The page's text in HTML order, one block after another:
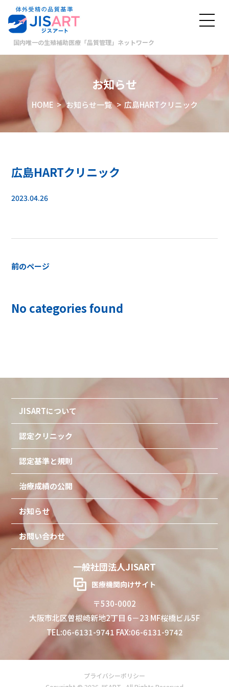
国内唯一の生殖補助医療「品質管理」ネットワーク
お知らせ
HOME>お知らせ一覧> 広島HARTクリニック
広島HARTクリニック
2023.04.26
前のページ
No categories found
JISARTについて
認定クリニック
認定基準と規則
治療成績の公開
お知らせ
お問い合わせ
一般社団法人JISART
医療機関向けサイト
〒530-0002
大阪市北区曽根崎新地2丁目 6－23 MF桜橋ビル5F
TEL:06-6131-9741 FAX:06-6131-9742
プライバシーポリシー